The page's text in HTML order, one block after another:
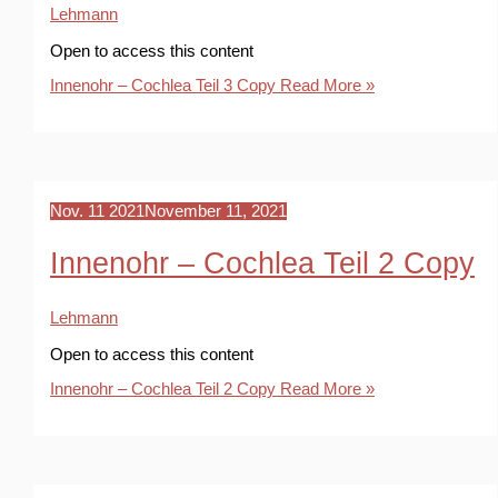
Lehmann
Open to access this content
Innenohr – Cochlea Teil 3 Copy Read More »
Nov. 11 2021 November 11, 2021
Innenohr – Cochlea Teil 2 Copy
Lehmann
Open to access this content
Innenohr – Cochlea Teil 2 Copy Read More »